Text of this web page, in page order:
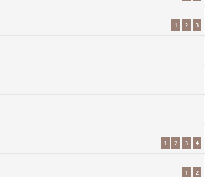
1 2 3
1 2 3 4
1 2